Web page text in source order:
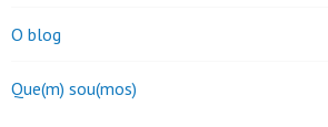
O blog
Que(m) sou(mos)